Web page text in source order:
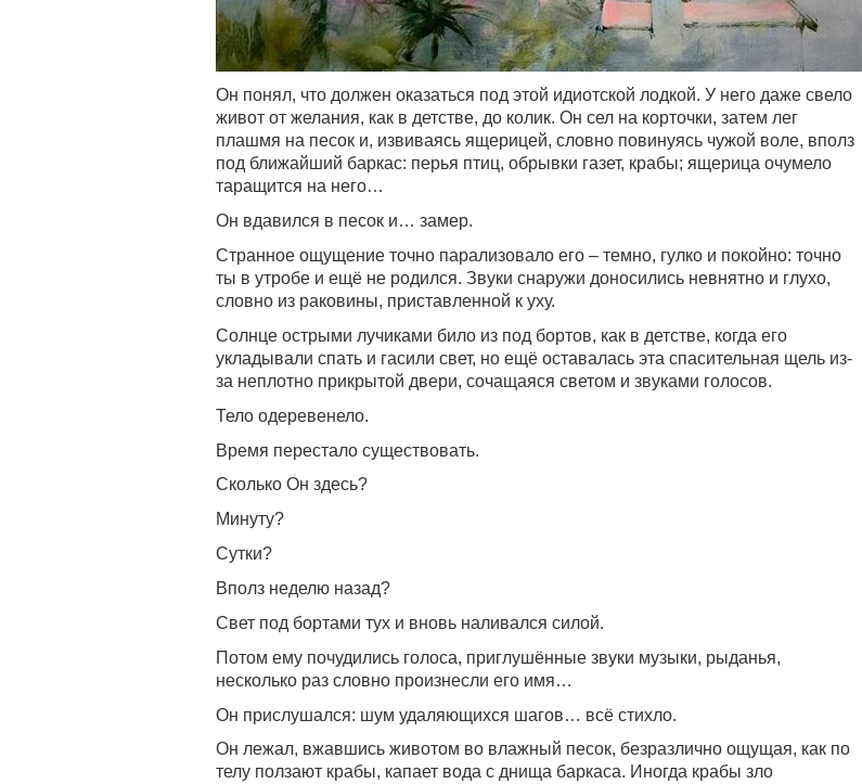
Он понял, что должен оказаться под этой идиотской лодкой. У него даже свело
живот от желания, как в детстве, до колик. Он сел на корточки, затем лег
плашмя на песок и, извиваясь ящерицей, словно повинуясь чужой воле, вполз
под ближайший баркас: перья птиц, обрывки газет, крабы; ящерица очумело
таращится на него…
Он вдавился в песок и… замер.
Странное ощущение точно парализовало его – темно, гулко и покойно: точно
ты в утробе и ещё не родился. Звуки снаружи доносились невнятно и глухо,
словно из раковины, приставленной к уху.
Солнце острыми лучиками било из под бортов, как в детстве, когда его
укладывали спать и гасили свет, но ещё оставалась эта спасительная щель из-
за неплотно прикрытой двери, сочащаяся светом и звуками голосов.
Тело одеревенело.
Время перестало существовать.
Сколько Он здесь?
Минуту?
Сутки?
Вполз неделю назад?
Свет под бортами тух и вновь наливался силой.
Потом ему почудились голоса, приглушённые звуки музыки, рыданья,
несколько раз словно произнесли его имя…
Он прислушался: шум удаляющихся шагов… всё стихло.
Он лежал, вжавшись животом во влажный песок, безразлично ощущая, как по
телу ползают крабы, капает вода с днища баркаса. Иногда крабы зло